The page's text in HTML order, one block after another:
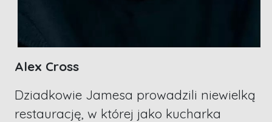
Alex Cross
Dziadkowie Jamesa prowadzili niewielką
restaurację, w której jako kucharka